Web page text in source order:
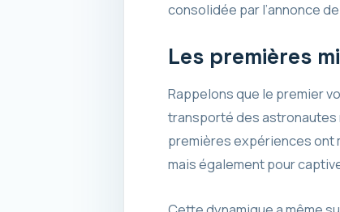
consolidée par l’annonce
Les premières
Rappelons que le premier
transporté des astronautes
premières expériences ont
mais également pour